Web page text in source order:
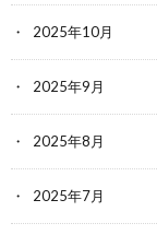
2025年10月
2025年9月
2025年8月
2025年7月